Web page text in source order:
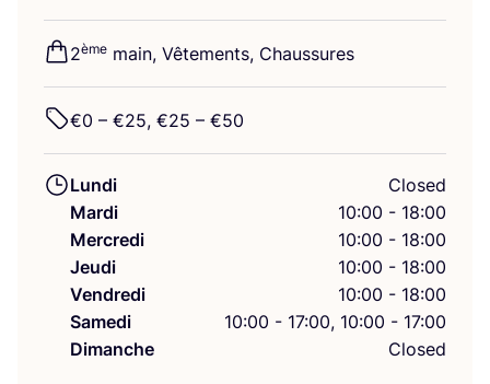
2ème main, Vête­ments, Chaussures
€0 – €25, €25 – €50
Lundi
Closed
Mardi
10:00 - 18:00
Mercredi
10:00 - 18:00
Jeudi
10:00 - 18:00
Vendredi
10:00 - 18:00
Samedi
10:00 - 17:00, 10:00 - 17:00
Dimanche
Closed